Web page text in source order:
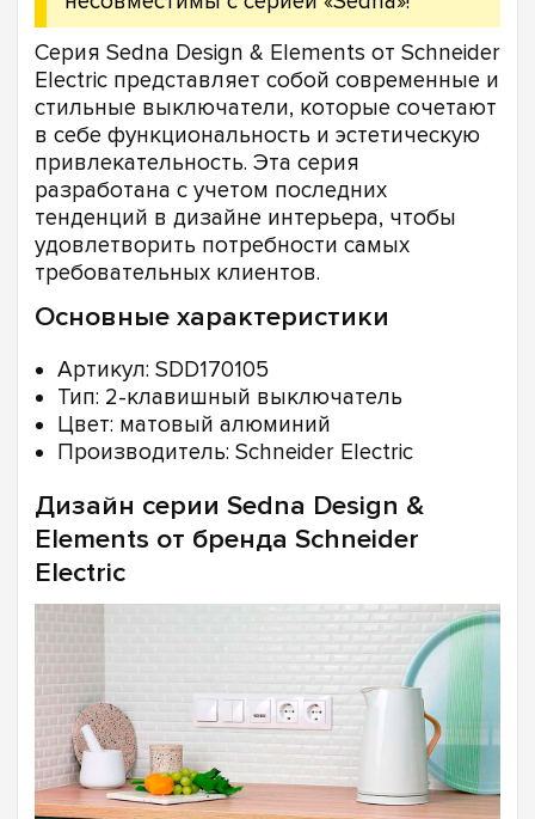
Серия Sedna Design & Elements от Schneider
Electric представляет собой современные и
стильные выключатели, которые сочетают
в себе функциональность и эстетическую
привлекательность. Эта серия
разработана с учетом последних
тенденций в дизайне интерьера, чтобы
удовлетворить потребности самых
требовательных клиентов.
Основные характеристики
Артикул: SDD170105
Тип: 2-клавишный выключатель
Цвет: матовый алюминий
Производитель: Schneider Electric
Дизайн серии Sedna Design &
Elements от бренда Schneider
Electric